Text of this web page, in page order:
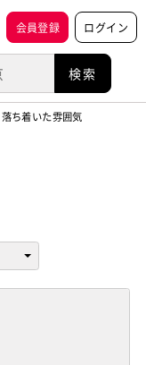
会員登録 ログイン
落ち着いた雰囲気